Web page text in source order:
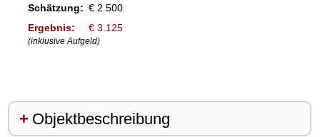
Schätzung: € 2.500
Ergebnis:
€ 3.125
(inklusive Aufgeld)
Objektbeschreibung